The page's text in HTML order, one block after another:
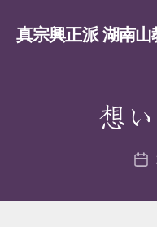
真宗興正派 湖南山
想
投